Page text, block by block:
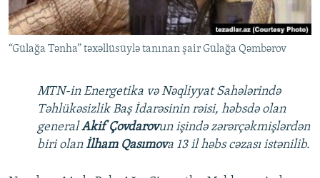
İZ - MƏDƏNIYYƏT PROQRAMI
MATERIALLARIMIZDAN ISTIFADƏ
AZADLIQRADIOSU MOBIL TELEFONUNUZDA
XƏBƏR BÜLLETENLƏRIMIZ
RFE/RL-in bütün saytları
“Gülağa Tənha” təxəllüsüylə tanınan şair Gülağa Qəmbərov
MTN-in Energetika və Nəqliyyat Sahələrində
Təhlükəsizlik Baş İdarəsinin rəisi, həbsdə olan
generalAkif Çovdarovun işində zərərçəkmişlərdən
biri olanİlham Qasımova 13 il həbs cəzası istənilib.